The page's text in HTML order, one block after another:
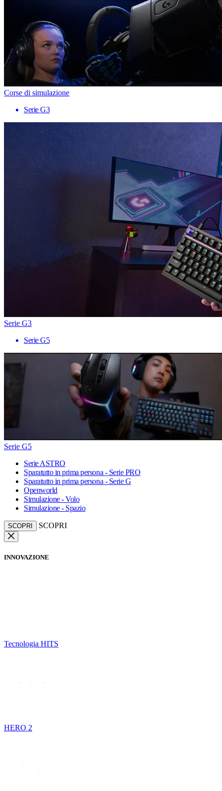
Corse di simulazione
Serie G3
Serie G3
Serie G5
Serie G5
Serie ASTRO
Sparatutto in prima persona - Serie PRO
Sparatutto in prima persona - Serie G
Openworld
Simulazione - Volo
Simulazione - Spazio
SCOPRI SCOPRI
INNOVAZIONE
Tecnologia HITS
HERO 2